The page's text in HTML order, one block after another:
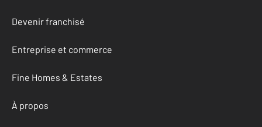
Devenir franchisé
Entreprise et commerce
Fine Homes & Estates
À propos